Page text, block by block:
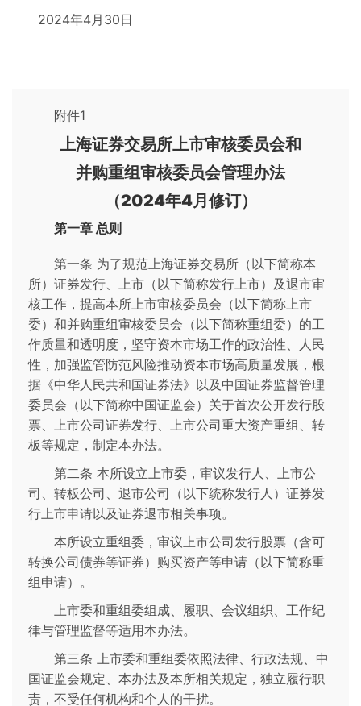
2024年4月30日
附件1
上海证券交易所上市审核委员会和
并购重组审核委员会管理办法
（2024年4月修订）
第一章 总则
第一条 为了规范上海证券交易所（以下简称本
所）证券发行、上市（以下简称发行上市）及退市审
核工作，提高本所上市审核委员会（以下简称上市
委）和并购重组审核委员会（以下简称重组委）的工
作质量和透明度，坚守资本市场工作的政治性、人民
性，加强监管防范风险推动资本市场高质量发展，根
据《中华人民共和国证券法》以及中国证券监督管理
委员会（以下简称中国证监会）关于首次公开发行股
票、上市公司证券发行、上市公司重大资产重组、转
板等规定，制定本办法。
第二条 本所设立上市委，审议发行人、上市公
司、转板公司、退市公司（以下统称发行人）证券发
行上市申请以及证券退市相关事项。
本所设立重组委，审议上市公司发行股票（含可
转换公司债券等证券）购买资产等申请（以下简称重
组申请）。
上市委和重组委组成、履职、会议组织、工作纪
律与管理监督等适用本办法。
第三条 上市委和重组委依照法律、行政法规、中
国证监会规定、本办法及本所相关规定，独立履行职
责，不受任何机构和个人的干扰。